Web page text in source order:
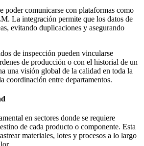
poder comunicarse con plataformas como
La integración permite que los datos de
evitando duplicaciones y asegurando
de inspección pueden vincularse
de producción o con el historial de un
una visión global de la calidad en toda la
coordinación entre departamentos.
en sectores donde se requiere
de cada producto o componente. Esta
materiales, lotes y procesos a lo largo